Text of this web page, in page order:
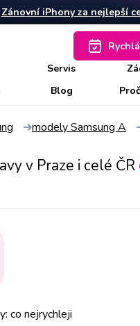
Zánovní iPhony za nejlepší
Servis
Blog
modely Samsung A
v Praze i celé ČR
co nejrychleji